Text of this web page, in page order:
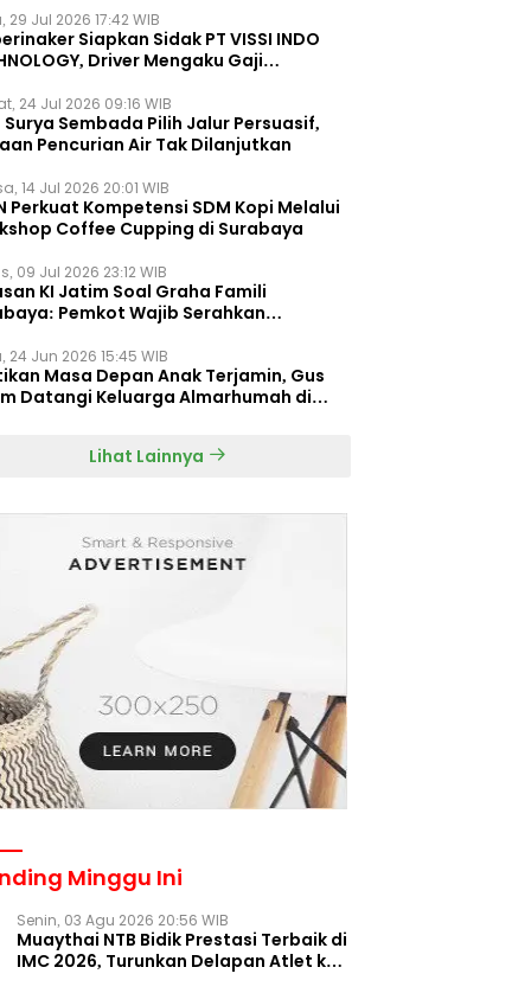
29 Jul 2026 17:42 WIB
Siapkan Sidak PT VISSI INDO
Driver Mengaku Gaji
24 Jul 2026 09:16 WIB
Surya Sembada Pilih Jalur Persuasif,
Pencurian Air Tak Dilanjutkan
14 Jul 2026 20:01 WIB
Perkuat Kompetensi SDM Kopi Melalui
Coffee Cupping di Surabaya
09 Jul 2026 23:12 WIB
KI Jatim Soal Graha Famili
Pemkot Wajib Serahkan
24 Jun 2026 15:45 WIB
Masa Depan Anak Terjamin, Gus
Datangi Keluarga Almarhumah di
Lihat Lainnya
Minggu Ini
Senin, 03 Agu 2026 20:56 WIB
Muaythai NTB Bidik Prestasi Terbaik di
IMC 2026, Turunkan Delapan Atlet ke